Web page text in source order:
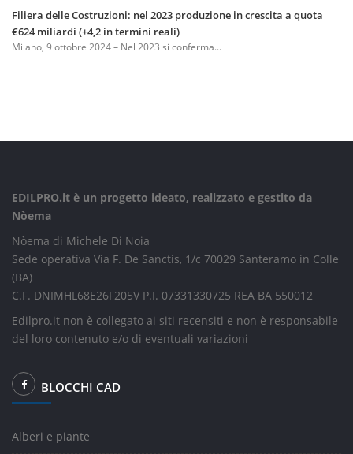
Filiera delle Costruzioni: nel 2023 produzione in crescita a quota
€624 miliardi (+4,2 in termini reali)
Milano, 9 ottobre 2024 – Nel 2023 si conferma...
EDILPRO.it è un progetto ideato, realizzato e gestito da
Nòema
Nòema di Michele Di Noia
Sede operativa Via F. De Sanctis, 1/c 70029 Santeramo in Colle
(BA)
C.F. DNIMHL68E26F205V P.I. 07331330725 REA BA 550012
Edilpro.it non è collegato ai siti recensiti e non è responsabile
del loro contenuto e/o di eventuali variazioni
BLOCCHI CAD
Alberi e piante